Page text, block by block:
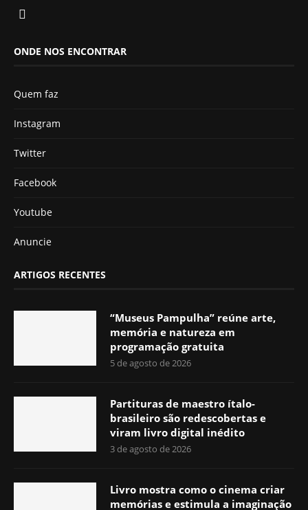
ONDE NOS ENCONTRAR
Quem faz
Instagram
Twitter
Facebook
Youtube
Anuncie
ARTIGOS RECENTES
“Museus Pampulha” reúne arte,
memória e natureza em
programação gratuita
5 de agosto de 2026
Partituras de maestro ítalo-
brasileiro são redescobertas e
viram livro digital inédito
3 de agosto de 2026
Livro mostra como o cinema criar
memórias e estimula a imaginação